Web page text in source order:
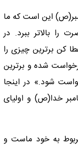
این است که ما
را بالا‌تر ببرد. در
کن بر‌ترین چیزى را
شده و بر‌ترین
شود.» در اینجا
خدا(ص) و اولیای
به خود ماست و